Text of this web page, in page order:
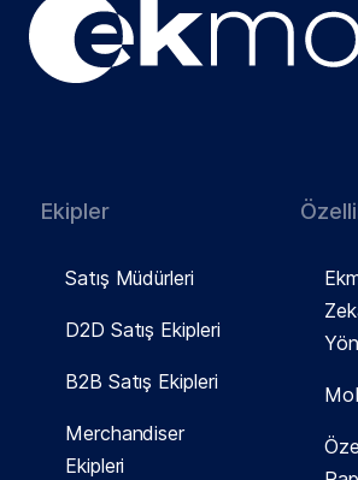
Ekipler
Satış Müdürleri
D2D Satış Ekipleri
B2B Satış Ekipleri
Merchandiser
Ekipleri